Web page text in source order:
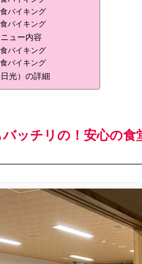
バイキング
バイキング
ュー内容
バイキング
バイキング
光）の詳細
ッチリの！安心の食